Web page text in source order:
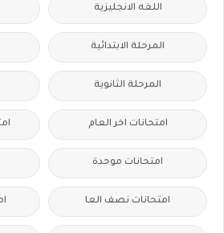
اللغه الانجليزية
المرحلة الابتدائية
المرحلة الثانوية
امتحانات اخر العام
امتحانات موحدة
امتحانات نصف العا